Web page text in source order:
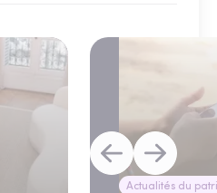
Actualités du